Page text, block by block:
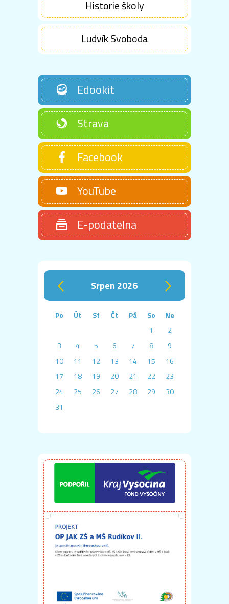
Historie školy
Ludvík Svoboda
Edookit
Strava
Facebook
YouTube
E-podatelna
‹ srpen 2026 ›
Po Út St Čt Pá So
Ne
1
2
3
4 5 6 7 8
9
10
11 12 13 14 15
16
17
18 19 20 21 22
23
24
25 26 27 28 29
30
31